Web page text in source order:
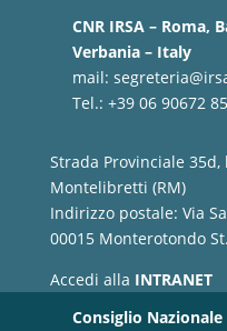
CNR IRSA – Roma,
Verbania – Italy
mail:
Tel.: +39 06 90672
Strada Provinciale 35d,
Montelibretti (RM)
Indirizzo postale: Via
00015 Monterotondo
Accedi alla INTRANET
Consiglio